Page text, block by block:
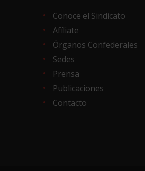
Conoce el Sindicato
Afíliate
Órganos Confederales
Sedes
Prensa
Publicaciones
Contacto